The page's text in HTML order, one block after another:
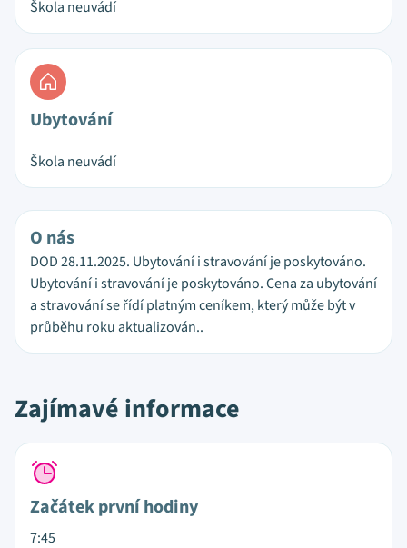
Škola neuvádí
Ubytování
Škola neuvádí
O nás
DOD 28.11.2025. Ubytování i stravování je poskytováno.
Ubytování i stravování je poskytováno. Cena za ubytování
a stravování se řídí platným ceníkem, který může být v
průběhu roku aktualizován..
Zajímavé informace
Začátek první hodiny
7:45